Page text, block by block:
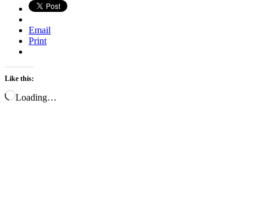
Email
Print
Like this:
Loading…